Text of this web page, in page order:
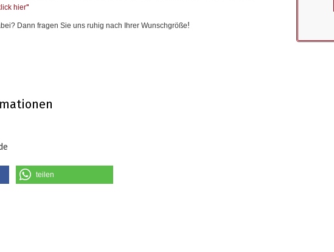
hier"
Dann fragen Sie uns ruhig nach Ihrer Wunschgröße!
teilen